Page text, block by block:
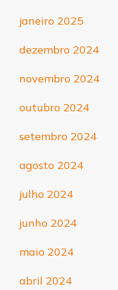
janeiro 2025
dezembro 2024
novembro 2024
outubro 2024
setembro 2024
agosto 2024
julho 2024
junho 2024
maio 2024
abril 2024